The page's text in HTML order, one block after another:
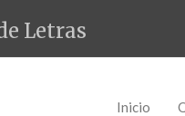
Letras
Inicio